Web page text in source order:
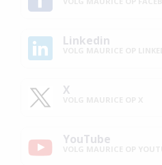
Linkedin
X
YouTube